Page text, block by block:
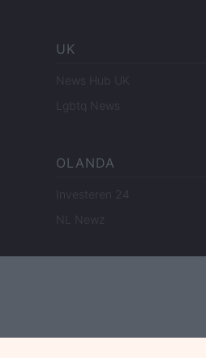
UK
News Hub UK
Lgbtq News
OLANDA
Investeren 24
NL Newz